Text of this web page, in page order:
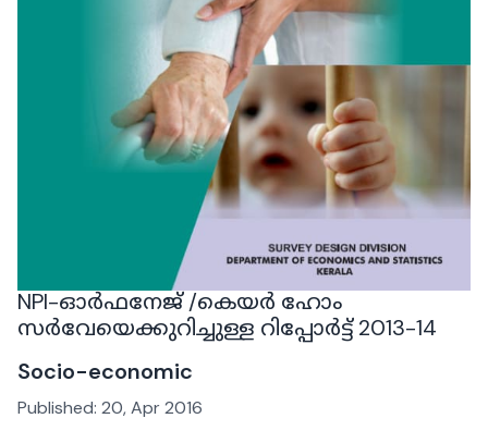
NPI-ഓർഫനേജ് /കെയർ ഹോം
സർവേയെക്കുറിച്ചുള്ള റിപ്പോർട്ട് 2013-14
Socio-economic
Published: 20, Apr 2016